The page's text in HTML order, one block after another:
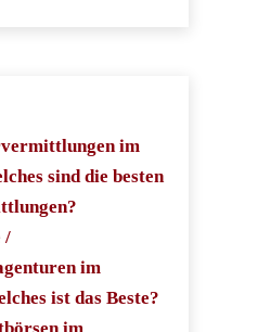
im
sind die besten
/
im
ist das Beste?